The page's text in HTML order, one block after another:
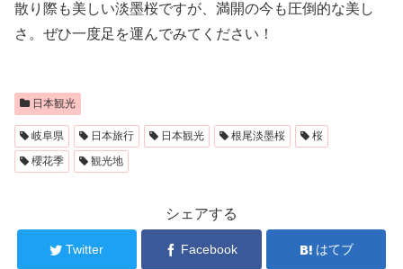
散り際も美しい淡墨桜ですが、満開の今も圧倒的な美し
さ。ぜひ一度足を運んでみてください！
日本観光
岐阜県 日本旅行 日本観光 根尾淡墨桜
桜
櫻花季
観光地
シェアする
Twitter Facebook はてブ